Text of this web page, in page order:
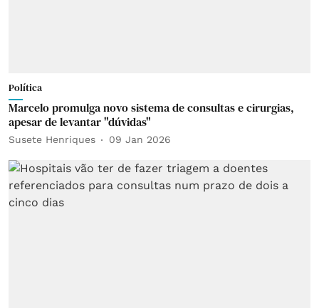
Política
Marcelo promulga novo sistema de consultas e cirurgias,
apesar de levantar "dúvidas"
Susete Henriques 09 Jan 2026